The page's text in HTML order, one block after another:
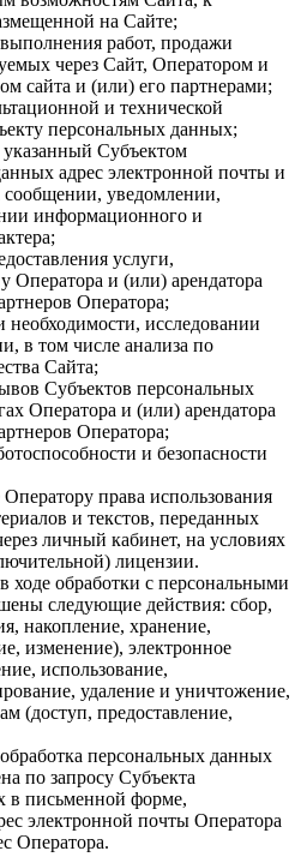
на Сайте;
выполнения работ, продажи
через Сайт, Оператором и
сайта и (или) его партнерами;
и технической
персональных данных;
Субъектом
адрес электронной почты и
сообщении, уведомлении,
информационного и
услуги,
Оператора и (или) арендатора
Оператора;
необходимости, исследовании
в том числе анализа по
Сайта;
Субъектов персональных
Оператора и (или) арендатора
Оператора;
и безопасности
Оператору права использования
и текстов, переданных
личный кабинет, на условиях
лицензии.
ходе обработки с персональными
следующие действия: сбор,
накопление, хранение,
изменение), электронное
использование,
удаление и уничтожение,
(доступ, предоставление,
персональных данных
по запросу Субъекта
в письменной форме,
электронной почты Оператора
Оператора.